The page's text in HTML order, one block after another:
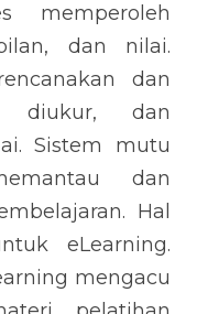
memperoleh
dan nilai.
dan
diukur, dan
Sistem mutu
dan
Hal
eLearning.
mengacu